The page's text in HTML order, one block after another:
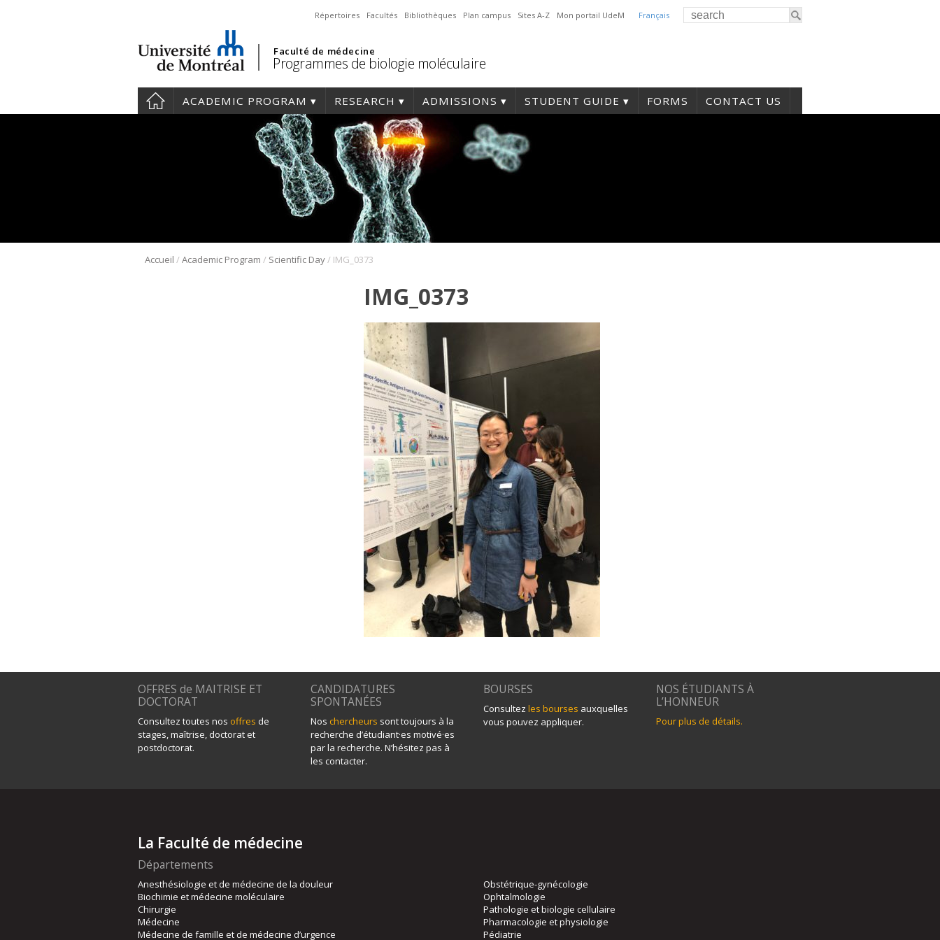
Français
Répertoires Facultés Bibliothèques Plan campus Sites A-Z Mon portail UdeM
Faculté de médecine
Programmes de biologie moléculaire
ACADEMIC PROGRAM RESEARCH ADMISSIONS STUDENT GUIDE FORMS CONTACT US
Accueil /Academic Program / Scientific Day/ IMG_0373
IMG_0373
OFFRES de MAITRISE ET
DOCTORAT
Consultez toutes nos offres de
stages, maîtrise, doctorat et
postdoctorat.
CANDIDATURES
SPONTANÉES
Nos chercheurs sont toujours à la
recherche d’étudiant·es motivé·es
par la recherche. N’hésitez pas à
les contacter.
BOURSES
Consultez les bourses auxquelles
vous pouvez appliquer.
NOS ÉTUDIANTS À
L’HONNEUR
Pour plus de détails.
La Faculté de médecine
Départements
Anesthésiologie et de médecine de la douleur
Biochimie et médecine moléculaire
Chirurgie
Médecine
Médecine de famille et de médecine d’urgence
Obstétrique-gynécologie
Ophtalmologie
Pathologie et biologie cellulaire
Pharmacologie et physiologie
Pédiatrie